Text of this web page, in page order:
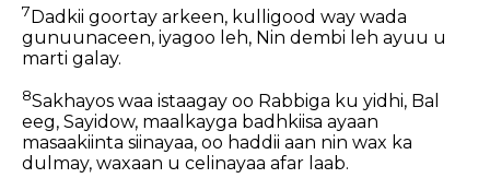
7Dadkii goortay arkeen, kulligood way wada
gunuunaceen, iyagoo leh, Nin dembi leh ayuu u
marti galay.
8Sakhayos waa istaagay oo Rabbiga ku yidhi, Bal
eeg, Sayidow, maalkayga badhkiisa ayaan
masaakiinta siinayaa, oo haddii aan nin wax ka
dulmay, waxaan u celinayaa afar laab.